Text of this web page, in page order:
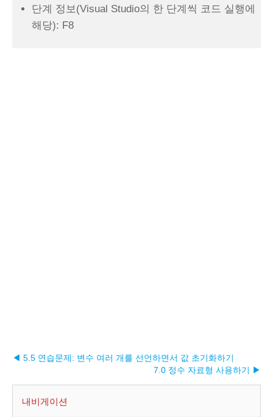
단계 정보(Visual Studio의 한 단계씩 코드 실행에
해당): F8
◀ 5.5 연습문제: 변수 여러 개를 선언하면서 값 초기화하기
7.0 정수 자료형 사용하기 ▶︎
내비게이션